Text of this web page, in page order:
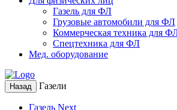
Газель для ФЛ
Грузовые автомобили для ФЛ
Коммерческая техника для
Спецтехника для ФЛ
Мед. оборудование
Назад Газели
Газель Next